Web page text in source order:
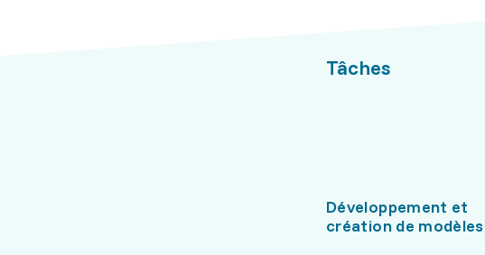
Tâches
Développement et
création de modèles